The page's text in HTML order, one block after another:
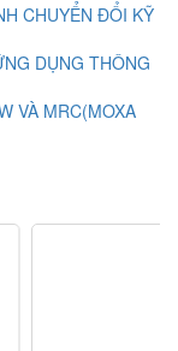
CHUYỂN ĐỔI KỸ
DỤNG THÔNG
VÀ MRC(MOXA